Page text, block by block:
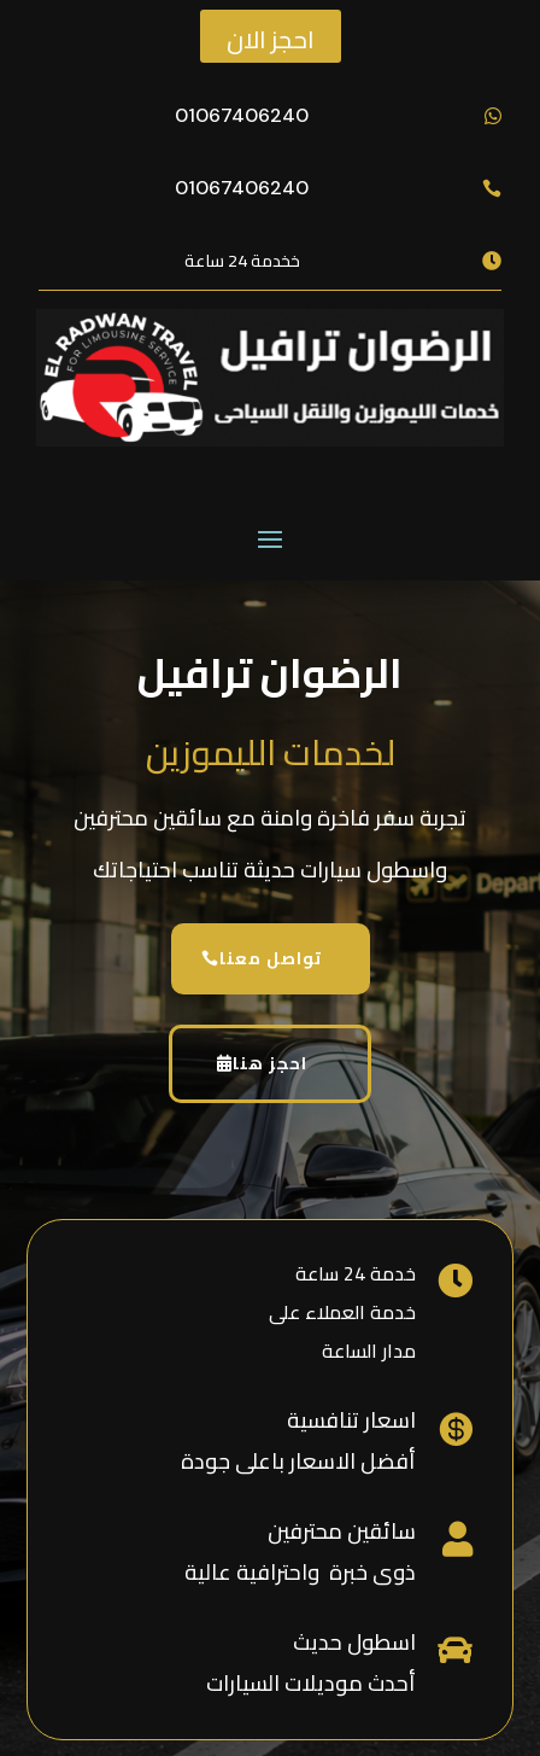
احجز الان

01067406240

01067406240
 خخدمة 24 ساعة
الرضوان ترافيل
لخدمات الليموزين
تجربة سفر فاخرة وامنة مع سائقين محترفين
واسطول سيارات حديثة تناسب احتياجاتك
تواصل معنا
احجز هنا

خدمة 24 ساعة
خدمة العملاء على
مدار الساعة

اسعار تنافسية
أفضل الاسعار باعلى جودة

سائقين محترفين
ذوى خبرة واحترافية عالية

اسطول حديث
أحدث موديلات السيارات